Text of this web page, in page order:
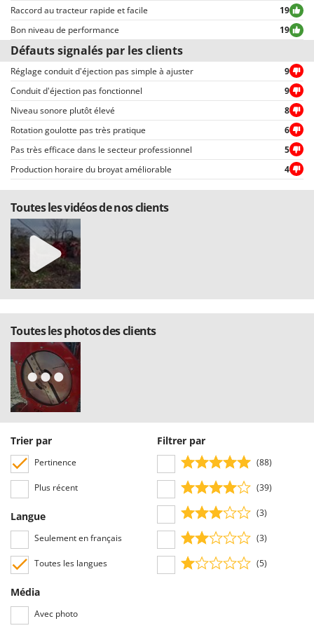
permettent une sélection rapide, comme par exemple celui permettant de
choisir entre avis positifs et négatifs.
Raccord au tracteur rapide et facile
19
Bon niveau de performance
19
Défauts signalés par les clients
Réglage conduit d'éjection pas simple à ajuster
9
Conduit d'éjection pas fonctionnel
9
Niveau sonore plutôt élevé
8
Rotation goulotte pas très pratique
6
Pas très efficace dans le secteur professionnel
5
Production horaire du broyat améliorable
4
Toutes les vidéos de nos clients
Toutes les photos des clients
Trier par
Pertinence
Plus récent
Langue
Seulement en français
Toutes les langues
Média
Avec photo
Filtrer par
(88)
(39)
(3)
(3)
(5)